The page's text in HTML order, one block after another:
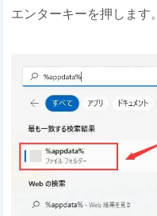
エンターキーを押します。